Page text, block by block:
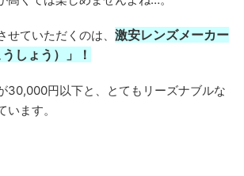
ていただくのは、 激安レンズメーカー
しょう）」！
30,000円以下と、とてもリーズナブルな
ます。